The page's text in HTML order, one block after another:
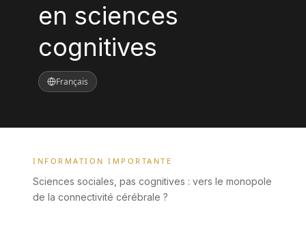
en sciences
cognitives
Français
INFORMATION IMPORTANTE
Sciences sociales, pas cognitives : vers le monopole
de la connectivité cérébrale ?